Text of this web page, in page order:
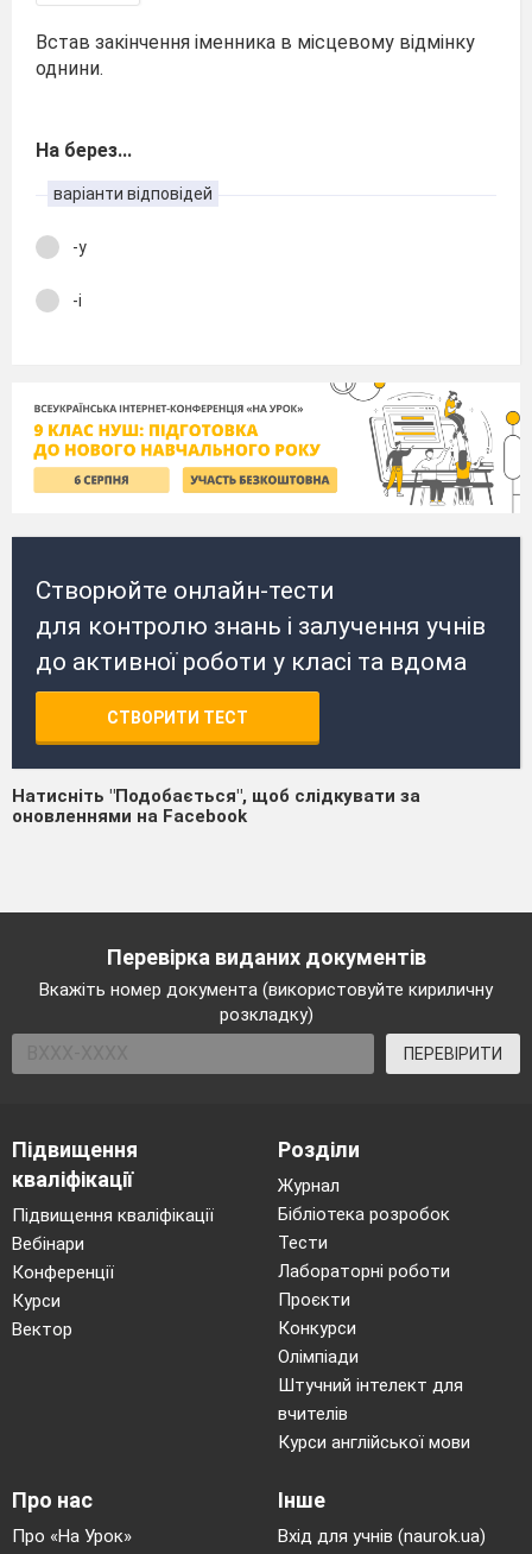
Встав закінчення іменника в місцевому відмінку
однини.
На берез...
варіанти відповідей
-у
-і
Створюйте онлайн-тести
для контролю знань і залучення учнів
до активної роботи у класі та вдома
СТВОРИТИ ТЕСТ
Натисніть "Подобається", щоб слідкувати за
оновленнями на Facebook
Перевірка виданих документів
Вкажіть номер документа (використовуйте кириличну
розкладку)
ПЕРЕВІРИТИ
Підвищення
кваліфікації
Підвищення кваліфікації
Вебінари
Конференції
Курси
Вектор
Розділи
Журнал
Бібліотека розробок
Тести
Лабораторні роботи
Проєкти
Конкурси
Олімпіади
Штучний інтелект для
вчителів
Курси англійської мови
Про нас
Про «На Урок»
Інше
Вхід для учнів (naurok.ua)